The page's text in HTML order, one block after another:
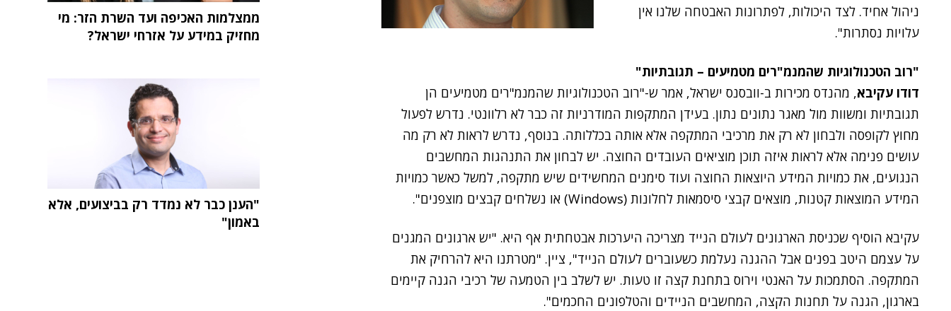
ניהול אחיד. לצד היכולות, לפתרונות האבטחה שלנו אין
עלויות נסתרות".
"רוב הטכנולוגיות שהמנמ"רים מטמיעים – תגובתיות"
דודו עקיבא, מהנדס מכירות ב-וובסנס ישראל, אמר ש-"רוב הטכנולוגיות שהמנמ"רים מטמיעים הן
תגובתיות ומשוות מול מאגר נתונים נתון. בעידן המתקפות המודרניות זה כבר לא רלוונטי. נדרש לפעול
מחוץ לקופסה ולבחון לא רק את מרכיבי המתקפה אלא אותה בכללותה. בנוסף, נדרש לראות לא רק מה
עושים פנימה אלא לראות איזה תוכן מוציאים העובדים החוצה. יש לבחון את התנהגות המחשבים
הנגועים, את כמויות המידע היוצאות החוצה ועוד סימנים המחשידים שיש מתקפה, למשל כאשר כמויות
המידע המוצאות קטנות, מוצאים קבצי סיסמאות לחלונות (Windows) או נשלחים קבצים מוצפנים".
עקיבא הוסיף שכניסת הארגונים לעולם הנייד מצריכה היערכות אבטחתית אף היא. "יש ארגונים המגנים
על עצמם היטב בפנים אבל ההגנה נעלמת כשעוברים לעולם הנייד", ציין. "מטרתנו היא להרחיק את
המתקפה. הסתמכות על האנטי וירוס בתחנת קצה זו טעות. יש לשלב בין הטמעה של רכיבי הגנה קיימים
בארגון, הגנה על תחנות הקצה, המחשבים הניידים והטלפונים החכמים".
ממצלמות האכיפה ועד השרת הזר: מי
מחזיק במידע על אזרחי ישראל?
"הענן כבר לא נמדד רק בביצועים, אלא
באמון"